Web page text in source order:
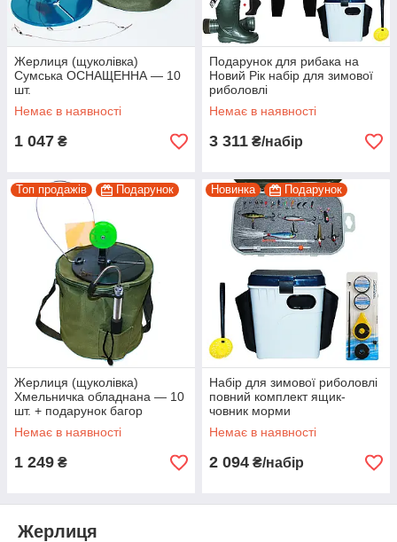
Жерлиця (щуколівка)
Сумська ОСНАЩЕННА — 10
шт.
Немає в наявності
1 047 ₴
Подарунок для рибака на
Новий Рік набір для зимової
риболовлі
Немає в наявності
3 311 ₴/набір
Топ продажів Подарунок
Жерлиця (щуколівка)
Хмельничка обладнана — 10
шт. + подарунок багор
Немає в наявності
1 249 ₴
Новинка Подарунок
Набір для зимової риболовлі
повний комплект ящик-
човник морми
Немає в наявності
2 094 ₴/набір
Жерлиця